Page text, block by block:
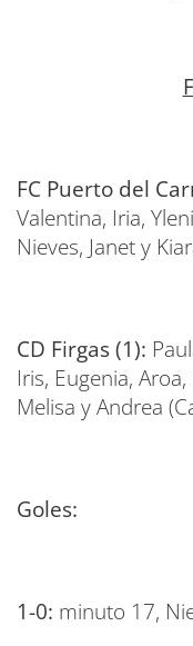
FC Puerto del
Valentina, Iria,
Nieves, Janet y
CD Firgas (1):
Iris, Eugenia,
Melisa y Andrea
Goles:
1-0: minuto 17,